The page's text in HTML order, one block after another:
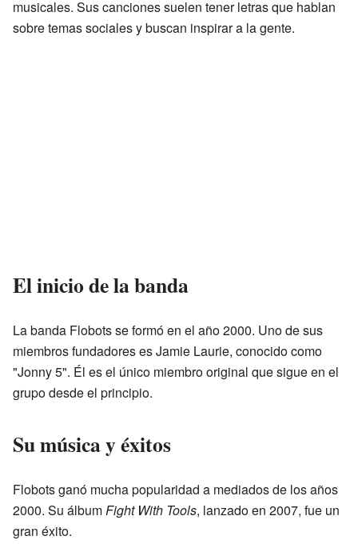
musicales. Sus canciones suelen tener letras que hablan
sobre temas sociales y buscan inspirar a la gente.
El inicio de la banda
La banda Flobots se formó en el año 2000. Uno de sus
miembros fundadores es Jamie Laurie, conocido como
"Jonny 5". Él es el único miembro original que sigue en el
grupo desde el principio.
Su música y éxitos
Flobots ganó mucha popularidad a mediados de los años
2000. Su álbumFight With Tools, lanzado en 2007, fue un
gran éxito.